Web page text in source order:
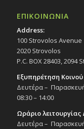
ΕΠΙΚΟΙΝΩΝΙΑ
Address:
100 Strovolos Avenue
2020 Strovolos
P.C. BOX 28403, 2094
Εξυπηρέτηση
Δευτέρα –
08:30 – 14:00
Ωράριο
Δευτέρα –